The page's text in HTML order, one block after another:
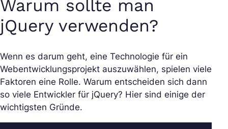
Warum sollte man
jQuery verwenden?
Wenn es darum geht, eine Technologie für ein
Webentwicklungsprojekt auszuwählen, spielen viele
Faktoren eine Rolle. Warum entscheiden sich dann
so viele Entwickler für jQuery? Hier sind einige der
wichtigsten Gründe.